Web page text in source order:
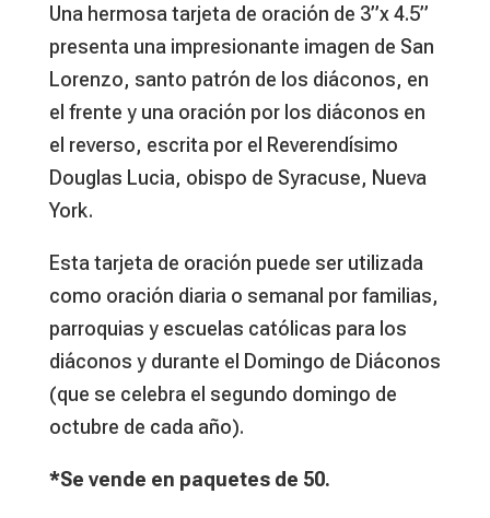
Una hermosa tarjeta de oración de 3”x 4.5”
presenta una impresionante imagen de San
Lorenzo, santo patrón de los diáconos, en
el frente y una oración por los diáconos en
el reverso, escrita por el Reverendísimo
Douglas Lucia, obispo de Syracuse, Nueva
York.
Esta tarjeta de oración puede ser utilizada
como oración diaria o semanal por familias,
parroquias y escuelas católicas para los
diáconos y durante el Domingo de Diáconos
(que se celebra el segundo domingo de
octubre de cada año).
*Se vende en paquetes de 50.